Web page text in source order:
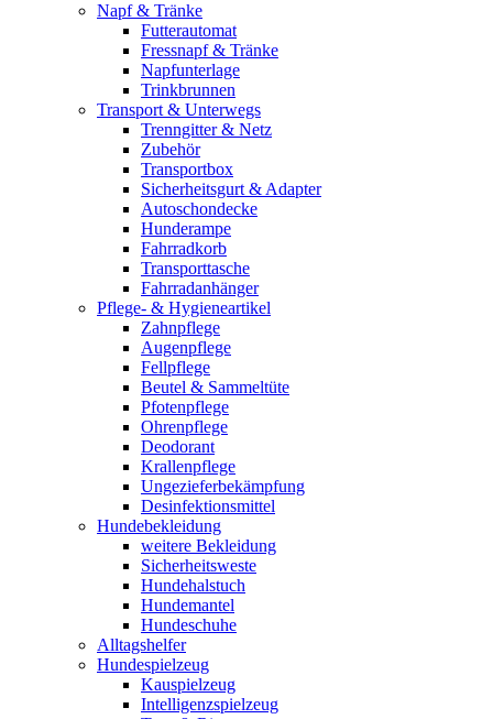
Napf & Tränke
Futterautomat
Fressnapf & Tränke
Napfunterlage
Trinkbrunnen
Transport & Unterwegs
Trenngitter & Netz
Zubehör
Transportbox
Sicherheitsgurt & Adapter
Autoschondecke
Hunderampe
Fahrradkorb
Transporttasche
Fahrradanhänger
Pflege- & Hygieneartikel
Zahnpflege
Augenpflege
Fellpflege
Beutel & Sammeltüte
Pfotenpflege
Ohrenpflege
Deodorant
Krallenpflege
Ungezieferbekämpfung
Desinfektionsmittel
Hundebekleidung
weitere Bekleidung
Sicherheitsweste
Hundehalstuch
Hundemantel
Hundeschuhe
Alltagshelfer
Hundespielzeug
Kauspielzeug
Intelligenzspielzeug